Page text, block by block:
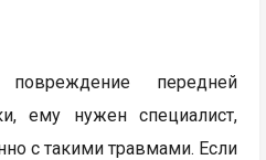
передней
ему нужен специалист,
с такими травмами. Если